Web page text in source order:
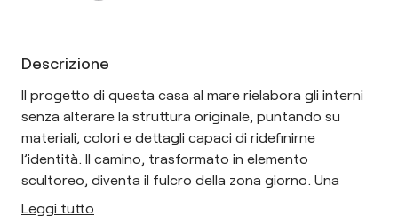
Descrizione
Il progetto di questa casa al mare rielabora gli interni
senza alterare la struttura originale, puntando su
materiali, colori e dettagli capaci di ridefinirne
l’identità. Il camino, trasformato in elemento
scultoreo, diventa il fulcro della zona giorno. Una
Leggi tutto